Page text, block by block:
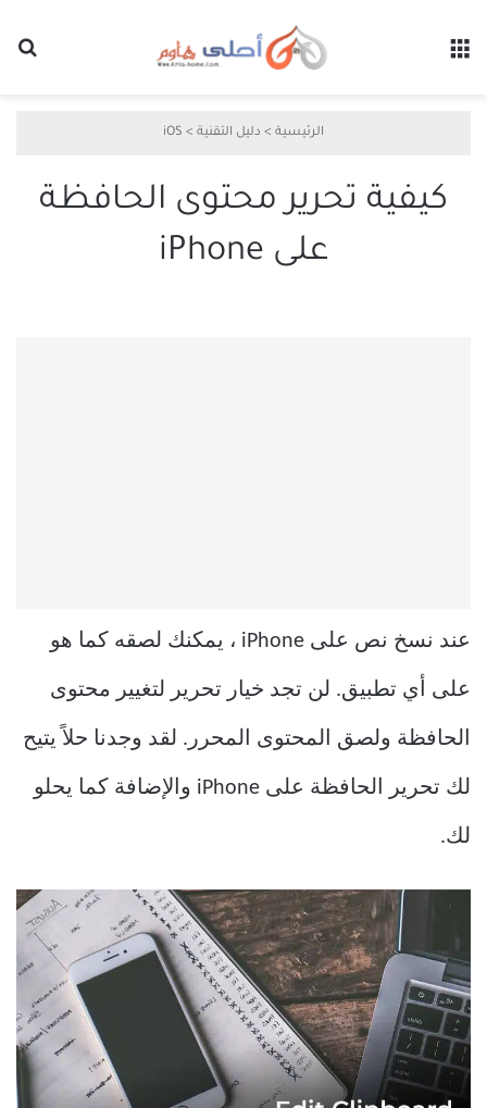
الرئيسية > دليل التقنية >
iOS
كيفية تحرير محتوى الحافظة
على iPhone
عند نسخ نص على iPhone ، يمكنك لصقه كما هو
على أي تطبيق. لن تجد خيار تحرير لتغيير محتوى
الحافظة ولصق المحتوى المحرر. لقد وجدنا حلاً يتيح
لك تحرير الحافظة على iPhone والإضافة كما يحلو
لك.